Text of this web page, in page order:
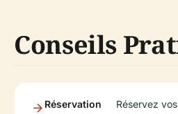
Conseils
Réservation
Réservez